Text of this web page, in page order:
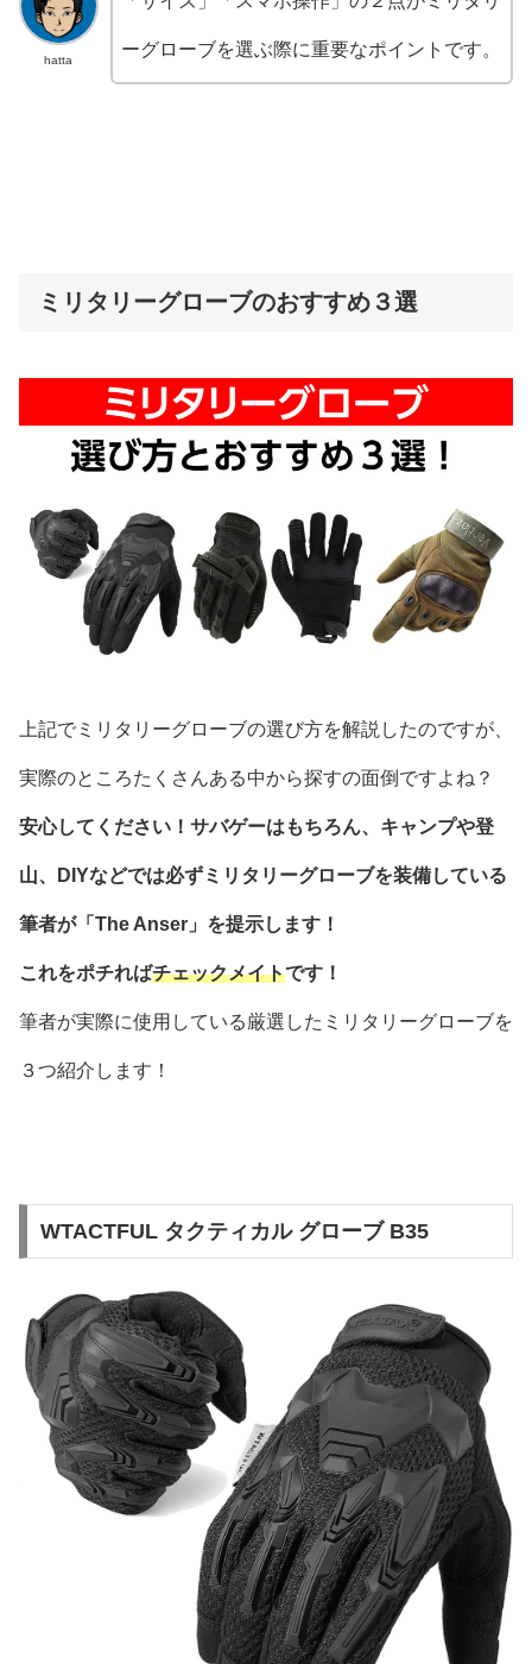
hatta
ーグローブを選ぶ際に重要なポイントです。
ミリタリーグローブのおすすめ３選
上記でミリタリーグローブの選び方を解説したのですが、
実際のところたくさんある中から探すの面倒ですよね？
安心してください！サバゲーはもちろん、キャンプや登
山、DIYなどでは必ずミリタリーグローブを装備している
筆者が「The Anser」を提示します！
これをポチればチェックメイトです！
筆者が実際に使用している厳選したミリタリーグローブを
３つ紹介します！
WTACTFUL タクティカル グローブ B35